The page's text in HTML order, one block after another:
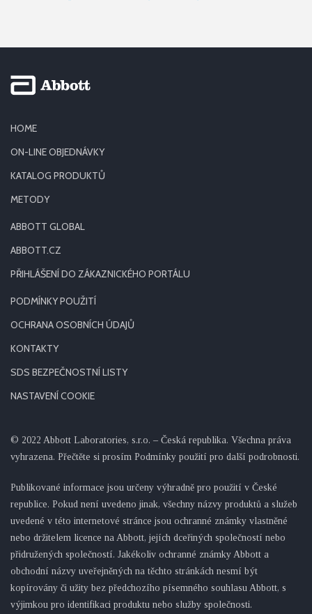
HOME
ON-LINE OBJEDNÁVKY
KATALOG PRODUKTŮ
METODY
ABBOTT GLOBAL
ABBOTT.CZ
PŘIHLÁŠENÍ DO ZÁKAZNICKÉHO PORTÁLU
PODMÍNKY POUŽITÍ
OCHRANA OSOBNÍCH ÚDAJŮ
KONTAKTY
SDS BEZPEČNOSTNÍ LISTY
NASTAVENÍ COOKIE
© 2022 Abbott Laboratories, s.r.o. – Česká republika. Všechna práva
vyhrazena. Přečtěte si prosím Podmínky použití pro další podrobnosti.
Publikované informace jsou určeny výhradně pro použití v České
republice. Pokud není uvedeno jinak, všechny názvy produktů a služeb
uvedené v této internetové stránce jsou ochranné známky vlastněné
nebo držitelem licence na Abbott, jejích dceřiných společností nebo
přidružených společností. Jakékoliv ochranné známky Abbott a
obchodní názvy uveřejněných na těchto stránkách nesmí být
kopírovány či užity bez předchozího písemného souhlasu Abbott, s
výjimkou pro identifikaci produktu nebo služby společnosti.